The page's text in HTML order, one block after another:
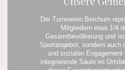
Der Turnverein Berchum
Mitgliedern etwa 1/4
Gesamtbevölkerung und
Sportangebot, sondern auch
und sozialen Engagement
integrierende Säule im